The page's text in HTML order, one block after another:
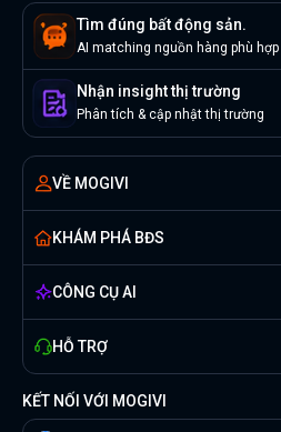
Tìm đúng bất động sản.
AI matching nguồn hàng phù
Nhận insight thị trường
Phân tích & cập nhật thị trường
VỀ MOGIVI
KHÁM PHÁ BĐS
CÔNG CỤ AI
HỖ TRỢ
KẾT NỐI VỚI MOGIVI